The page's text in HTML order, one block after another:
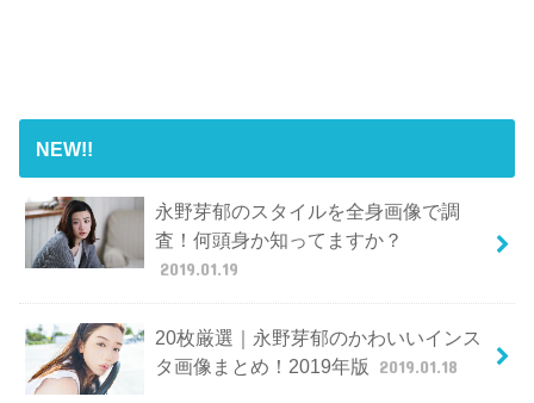
NEW!!
永野芽郁のスタイルを全身画像で調
査！何頭身か知ってますか？
2019.01.19
20枚厳選｜永野芽郁のかわいいインス
タ画像まとめ！2019年版
2019.01.18